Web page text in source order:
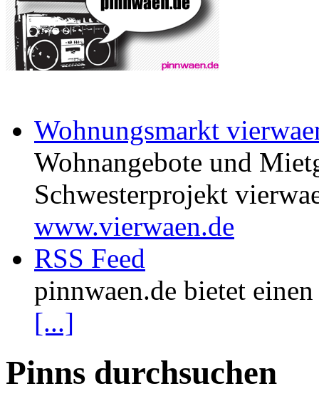
Wohnungsmarkt
Wohnangebote und
Schwesterprojekt
www.vierwaen.de
RSS Feed
pinnwaen.de bietet
[...]
Pinns durchsuchen